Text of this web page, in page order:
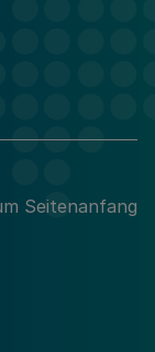
Seitenanfang